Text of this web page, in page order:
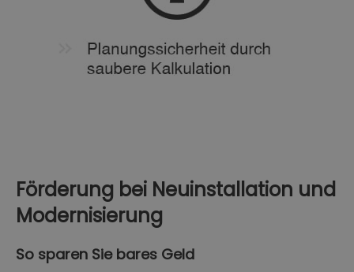
Förderung bei Neuinstallation und
Modernisierung
So sparen Sie bares Geld